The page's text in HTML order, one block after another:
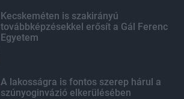
Kecskeméten is szakirányú
továbbképzésekkel erősít a Gál Ferenc
Egyetem
A lakosságra is fontos szerep hárul a
szúnyoginvázió elkerülésében